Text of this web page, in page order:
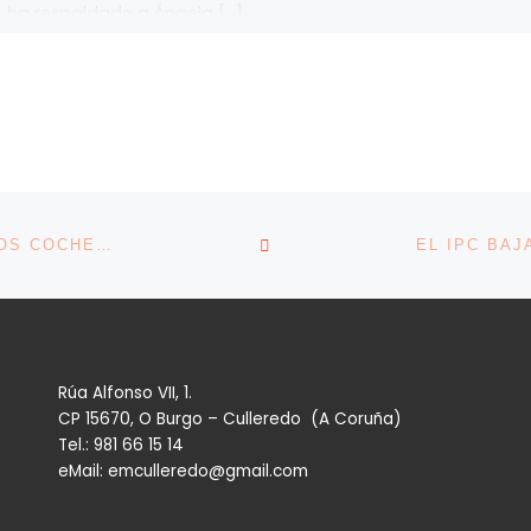
ESPAÑA, MÁS CERCA DE HACERSE CON LOS NUEVOS COCHES ELÉCTRICOS PEQUEÑOS DE STELLANTIS VOLVER A LA LISTA DE
Rúa Alfonso VII, 1.
CP 15670, O Burgo – Culleredo (A Coruña)
Tel.: 981 66 15 14
eMail: emculleredo@gmail.com